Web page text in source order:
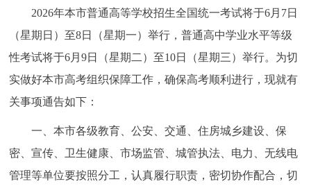
个人服务 法人服务 部门服务
便民服务 利企服务 投资项目
政民互动
2026年本市普通高等学校招生全国统一考试将于6月7日
（星期日）至8日（星期一）举行，普通高中学业水平等级
性考试将于6月9日（星期二）至10日（星期三）举行。为切
实做好本市高考组织保障工作，确保高考顺利进行，现就有
关事项通告如下：
一、本市各级教育、公安、交通、住房城乡建设、保
密、宣传、卫生健康、市场监管、城管执法、电力、无线电
管理等单位要按照分工，认真履行职责，密切协作配合，切